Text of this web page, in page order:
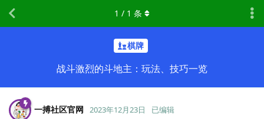
棋牌
战斗激烈的斗地主：玩法、技巧一览
1 / 1 条
一搏社区官网 2023年12月23日 已编辑